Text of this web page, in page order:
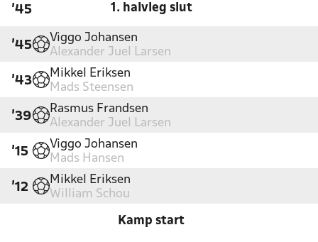
'45 1. halvleg slut
'45
Viggo Johansen
Alexander Juel Larsen
'43
Mikkel Eriksen
Mads Steensen
'39
Rasmus Frandsen
Alexander Juel Larsen
'15
Viggo Johansen
Mads Hansen
'12
Mikkel Eriksen
William Schou
Kamp start